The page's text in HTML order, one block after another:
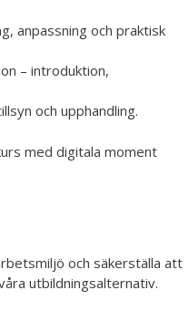
anpassning och praktisk
– introduktion,
och upphandling.
med digitala moment
och säkerställa att
utbildningsalternativ.